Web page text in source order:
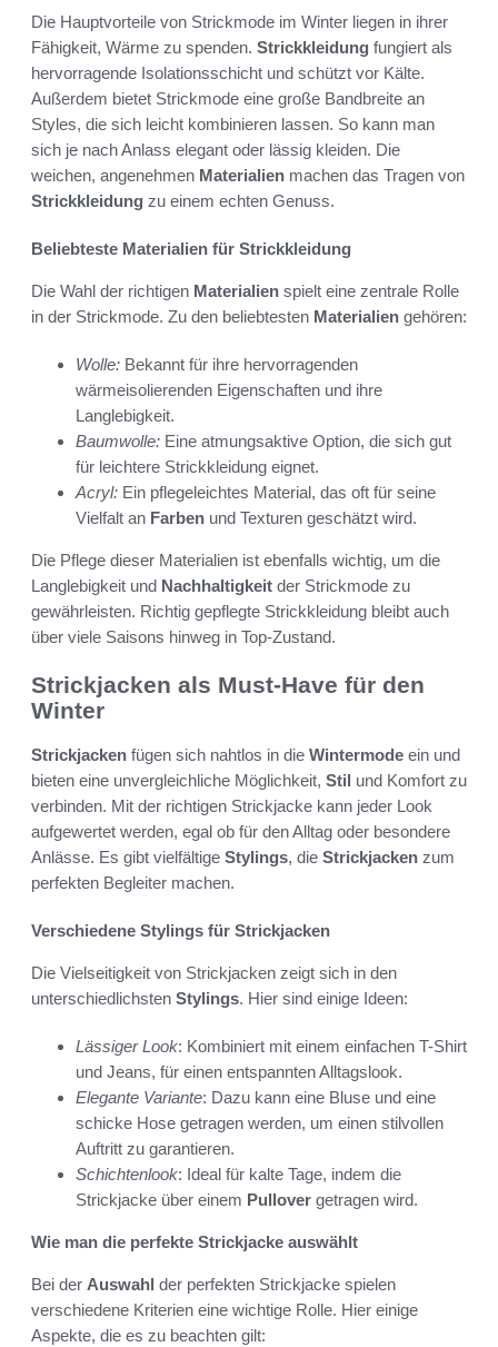
Die Hauptvorteile von Strickmode im Winter liegen in ihrer
Fähigkeit, Wärme zu spenden. Strickkleidung fungiert als
hervorragende Isolationsschicht und schützt vor Kälte.
Außerdem bietet Strickmode eine große Bandbreite an
Styles, die sich leicht kombinieren lassen. So kann man
sich je nach Anlass elegant oder lässig kleiden. Die
weichen, angenehmen Materialien machen das Tragen von
Strickkleidung zu einem echten Genuss.
Beliebteste Materialien für Strickkleidung
Die Wahl der richtigen Materialien spielt eine zentrale Rolle
in der Strickmode. Zu den beliebtesten Materialien gehören:
Wolle: Bekannt für ihre hervorragenden
wärmeisolierenden Eigenschaften und ihre
Langlebigkeit.
Baumwolle: Eine atmungsaktive Option, die sich gut
für leichtere Strickkleidung eignet.
Acryl: Ein pflegeleichtes Material, das oft für seine
Vielfalt an Farben und Texturen geschätzt wird.
Die Pflege dieser Materialien ist ebenfalls wichtig, um die
Langlebigkeit und Nachhaltigkeit der Strickmode zu
gewährleisten. Richtig gepflegte Strickkleidung bleibt auch
über viele Saisons hinweg in Top-Zustand.
Strickjacken als Must-Have für den
Winter
Strickjacken fügen sich nahtlos in die Wintermode ein und
bieten eine unvergleichliche Möglichkeit, Stil und Komfort zu
verbinden. Mit der richtigen Strickjacke kann jeder Look
aufgewertet werden, egal ob für den Alltag oder besondere
Anlässe. Es gibt vielfältige Stylings, die Strickjacken zum
perfekten Begleiter machen.
Verschiedene Stylings für Strickjacken
Die Vielseitigkeit von Strickjacken zeigt sich in den
unterschiedlichsten Stylings. Hier sind einige Ideen:
Lässiger Look: Kombiniert mit einem einfachen T-Shirt
und Jeans, für einen entspannten Alltagslook.
Elegante Variante: Dazu kann eine Bluse und eine
schicke Hose getragen werden, um einen stilvollen
Auftritt zu garantieren.
Schichtenlook: Ideal für kalte Tage, indem die
Strickjacke über einem Pullover getragen wird.
Wie man die perfekte Strickjacke auswählt
Bei der Auswahl der perfekten Strickjacke spielen
verschiedene Kriterien eine wichtige Rolle. Hier einige
Aspekte, die es zu beachten gilt: